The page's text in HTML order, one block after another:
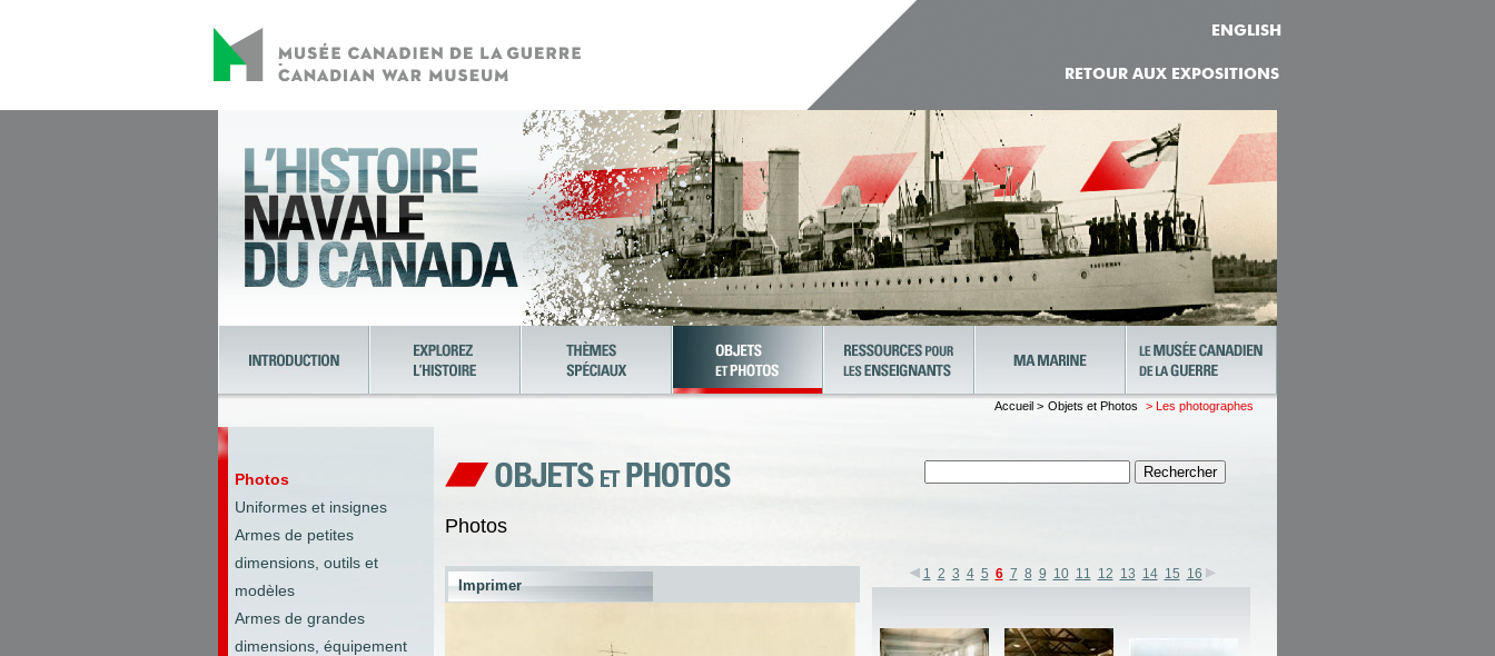
ENGLISH
RETOUR AUX EXPOSITIONS
Accueil > Objets et Photos > Les photographes
Photos
Uniformes et insignes
Armes de petites
dimensions, outils et
modèles
Armes de grandes
dimensions, équipement
Photos
Imprimer
1 2 3 4 5 6 7 8 9 10 11 12 13 14 15 16